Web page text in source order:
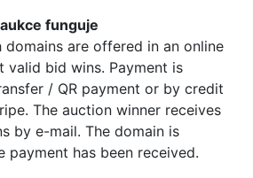
funguje
domains are offered in an online
valid bid wins. Payment is
/ QR payment or by credit
The auction winner receives
by e-mail. The domain is
payment has been received.